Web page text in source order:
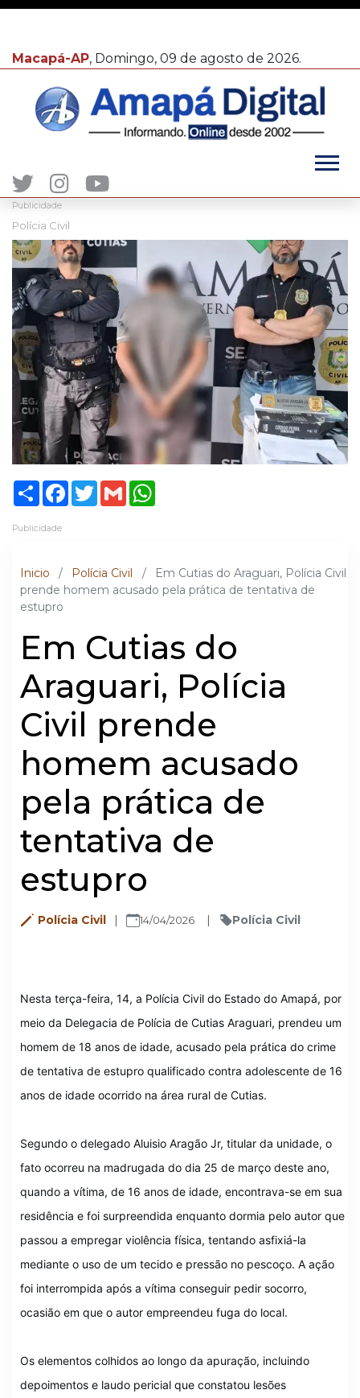
Macapá-AP, Domingo, 09 de agosto de 2026.
Publicidade
Polícia Civil
ShareFacebook
TwitterGmail
Publicidade
Inicio / Polícia Civil /
Em Cutias do Araguari, Polícia Civil
prende homem acusado pela prática de tentativa de
estupro
Em Cutias do
Araguari, Polícia
Civil prende
homem acusado
pela prática de
tentativa de
estupro
Polícia Civil 14/04/2026 Polícia Civil
Nesta terça-feira, 14, a Polícia Civil do Estado do Amapá, por
meio da Delegacia de Polícia de Cutias Araguari, prendeu um
homem de 18 anos de idade, acusado pela prática do crime
de tentativa de estupro qualificado contra adolescente de 16
anos de idade ocorrido na área rural de Cutias.
Segundo o delegado Aluisio Aragão Jr, titular da unidade, o
fato ocorreu na madrugada do dia 25 de março deste ano,
quando a vítima, de 16 anos de idade, encontrava-se em sua
residência e foi surpreendida enquanto dormia pelo autor que
passou a empregar violência física, tentando asfixiá-la
mediante o uso de um tecido e pressão no pescoço. A ação
foi interrompida após a vítima conseguir pedir socorro,
ocasião em que o autor empreendeu fuga do local.
Os elementos colhidos ao longo da apuração, incluindo
depoimentos e laudo pericial que constatou lesões